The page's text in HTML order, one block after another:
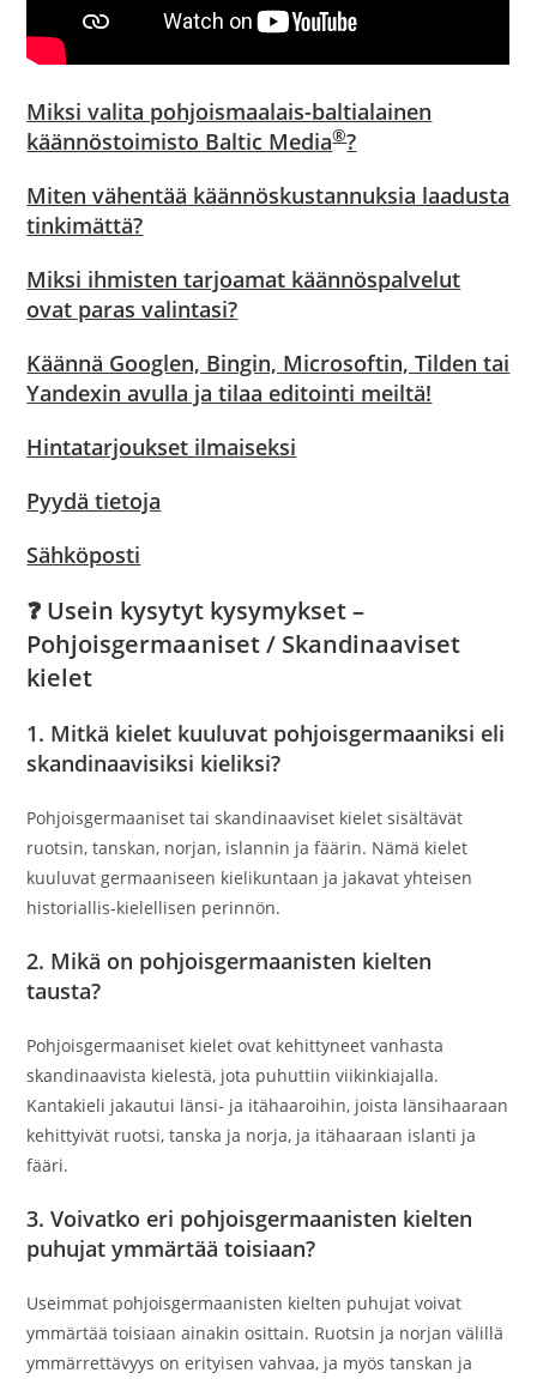
Miksi valita pohjoismaalais-baltialainen
käännöstoimisto Baltic Media®?
Miten vähentää käännöskustannuksia laadusta
tinkimättä?
Miksi ihmisten tarjoamat käännöspalvelut
ovat paras valintasi?
Käännä Googlen, Bingin, Microsoftin, Tilden tai
Yandexin avulla ja tilaa editointi meiltä!
Hintatarjoukset ilmaiseksi
Pyydä tietoja
Sähköposti
❓ Usein kysytyt kysymykset –
Pohjoisgermaaniset / Skandinaaviset
kielet
1. Mitkä kielet kuuluvat pohjoisgermaaniksi eli
skandinaavisiksi kieliksi?
Pohjoisgermaaniset tai skandinaaviset kielet sisältävät
ruotsin, tanskan, norjan, islannin ja fäärin. Nämä kielet
kuuluvat germaaniseen kielikuntaan ja jakavat yhteisen
historiallis‑kielellisen perinnön.
2. Mikä on pohjoisgermaanisten kielten
tausta?
Pohjoisgermaaniset kielet ovat kehittyneet vanhasta
skandinaavista kielestä, jota puhuttiin viikinkiajalla.
Kantakieli jakautui länsi‑ ja itähaaroihin, joista länsihaaraan
kehittyivät ruotsi, tanska ja norja, ja itähaaraan islanti ja
fääri.
3. Voivatko eri pohjoisgermaanisten kielten
puhujat ymmärtää toisiaan?
Useimmat pohjoisgermaanisten kielten puhujat voivat
ymmärtää toisiaan ainakin osittain. Ruotsin ja norjan välillä
ymmärrettävyys on erityisen vahvaa, ja myös tanskan ja